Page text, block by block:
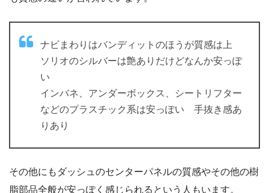
ナビまわりはバンディットのほうが質感は上
ソリオのシルバーは艶ありだけどなんか安っぽ
い
インバネ、アンダーボックス、シートリフター
などのプラスチック系は安っぽい 手抜き感あ
りあり
その他にもダッシュのセンターパネルの質感やその他の樹
脂部品全般が安っぽく感じられるという人もいます。